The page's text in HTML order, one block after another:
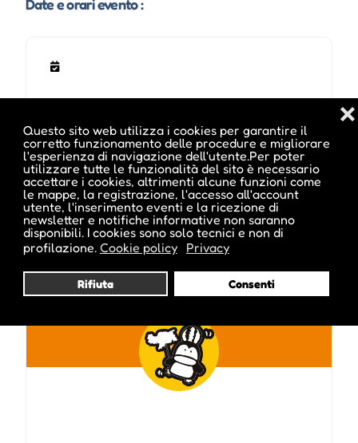
Questo sito web utilizza i cookies per garantire il
corretto funzionamento delle procedure e migliorare
l'esperienza di navigazione dell'utente.Per poter
utilizzare tutte le funzionalità del sito è necessario
accettare i cookies, altrimenti alcune funzioni come
le mappe, la registrazione, l'accesso all'account
utente, l'inserimento eventi e la ricezione di
newsletter e notifiche informative non saranno
disponibili. I cookies sono solo tecnici e non di
profilazione. Cookie policy Privacy
Rifiuta Consenti
❌
Date e orari evento :
Pubblicato da :
parkhotellaurin